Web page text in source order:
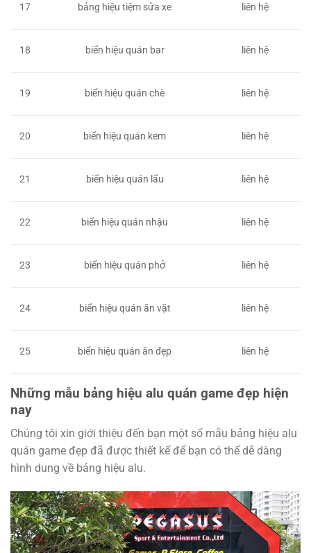
17 bảng hiệu tiệm sửa xe liên hệ
18 biển hiệu quán bar liên hệ
19 biển hiệu quán chè liên hệ
20 biển hiệu quán kem liên hệ
21 biển hiệu quán lẩu liên hệ
22 biển hiệu quán nhậu liên hệ
23 biển hiệu quán phở liên hệ
24 biển hiệu quán ăn vặt liên hệ
25 biển hiệu quán ăn đẹp liên hệ
Những mẫu bảng hiệu alu quán game đẹp hiện
nay
Chúng tôi xin giới thiệu đến bạn một số mẫu bảng hiệu alu
quán game đẹp đã được thiết kế để bạn có thể dễ dàng
hình dung về bảng hiệu alu.